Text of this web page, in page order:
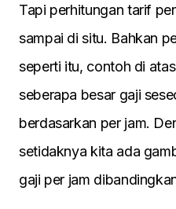
Tapi perhitungan tarif
sampai di situ. Bahkan
seperti itu, contoh di
seberapa besar gaji
berdasarkan per jam.
setidaknya kita ada
gaji per jam